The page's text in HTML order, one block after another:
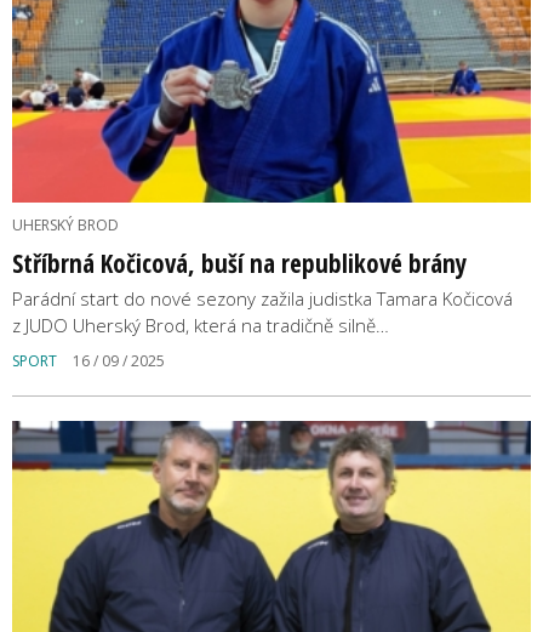
UHERSKÝ BROD
Stříbrná Kočicová, buší na republikové brány
Parádní start do nové sezony zažila judistka Tamara Kočicová
z JUDO Uherský Brod, která na tradičně silně…
SPORT 16 / 09 / 2025